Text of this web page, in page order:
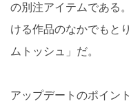
の別注アイテムである
ける作品のなかでもと
ムトッシュ」だ。
アップデートのポイン